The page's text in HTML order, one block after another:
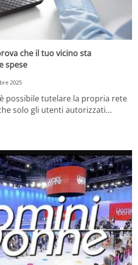
che il tuo vicino sta
spese
2025
possibile tutelare la propria rete
solo gli utenti autorizzati…